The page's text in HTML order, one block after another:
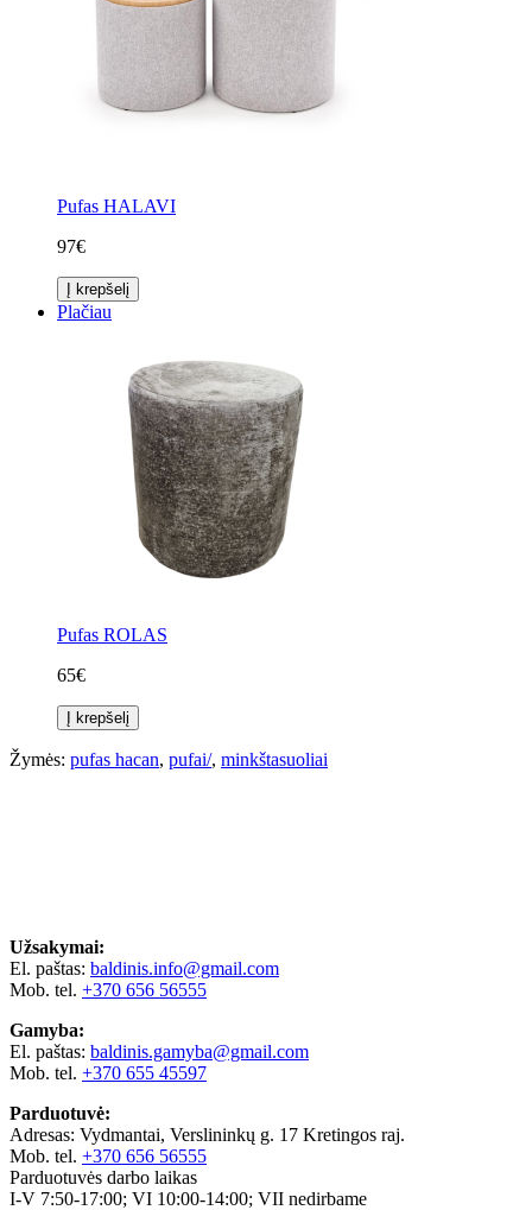
Pufas HALAVI
97€
Į krepšelį
Plačiau
Pufas ROLAS
65€
Į krepšelį
Žymės: pufas hacan, pufai/, minkštasuoliai
Užsakymai:
El. paštas: baldinis.info@gmail.com
Mob. tel. +370 656 56555
Gamyba:
El. paštas: baldinis.gamyba@gmail.com
Mob. tel. +370 655 45597
Parduotuvė:
Adresas: Vydmantai, Verslininkų g. 17 Kretingos raj.
Mob. tel. +370 656 56555
Parduotuvės darbo laikas
I-V 7:50-17:00; VI 10:00-14:00; VII nedirbame